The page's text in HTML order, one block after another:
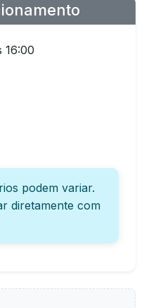
16:00
podem variar.
diretamente com